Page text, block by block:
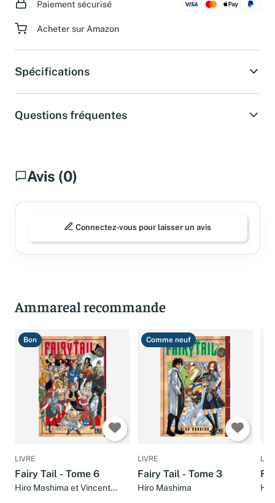
Paiement sécurisé
Acheter sur Amazon
Spécifications
Questions fréquentes
Avis (0)
Connectez-vous pour laisser un avis
Ammareal recommande
Bon
LIVRE
Fairy Tail - Tome 6
Hiro Mashima et Vincent
Comme neuf
LIVRE
Fairy Tail - Tome 3
Hiro Mashima